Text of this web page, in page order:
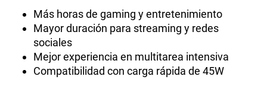
Más horas de gaming y entretenimiento
Mayor duración para streaming y redes
sociales
Mejor experiencia en multitarea intensiva
Compatibilidad con carga rápida de 45W